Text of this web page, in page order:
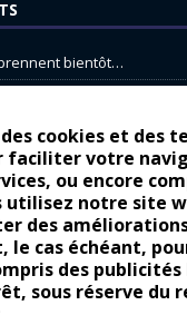
cookies et des
faciliter votre
ou encore
utilisez notre site
des
cas échéant,
des publicités
sous réserve du
bientôt…
de marque pour Citroën
voyage…
d’une légende
Dacia Sandero : pour